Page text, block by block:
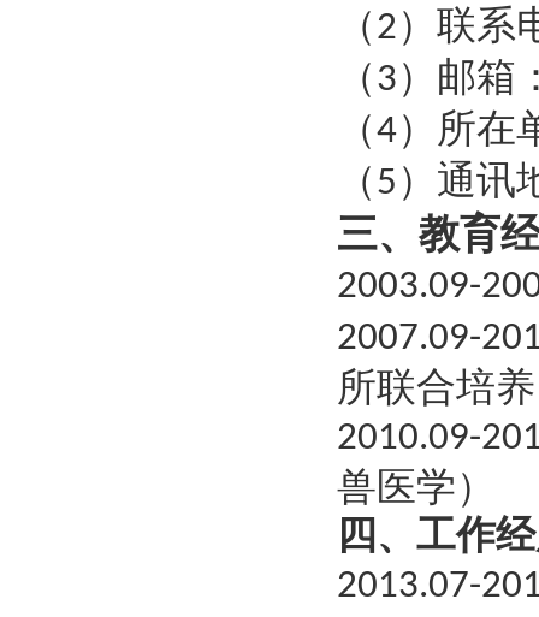
（2）联系
（3）邮箱
（4）所在
（5 ）通讯
三、 教育
2003.09-
2007.09-
所联合培
2010.09-
兽医学）
四、工作
2013.07-